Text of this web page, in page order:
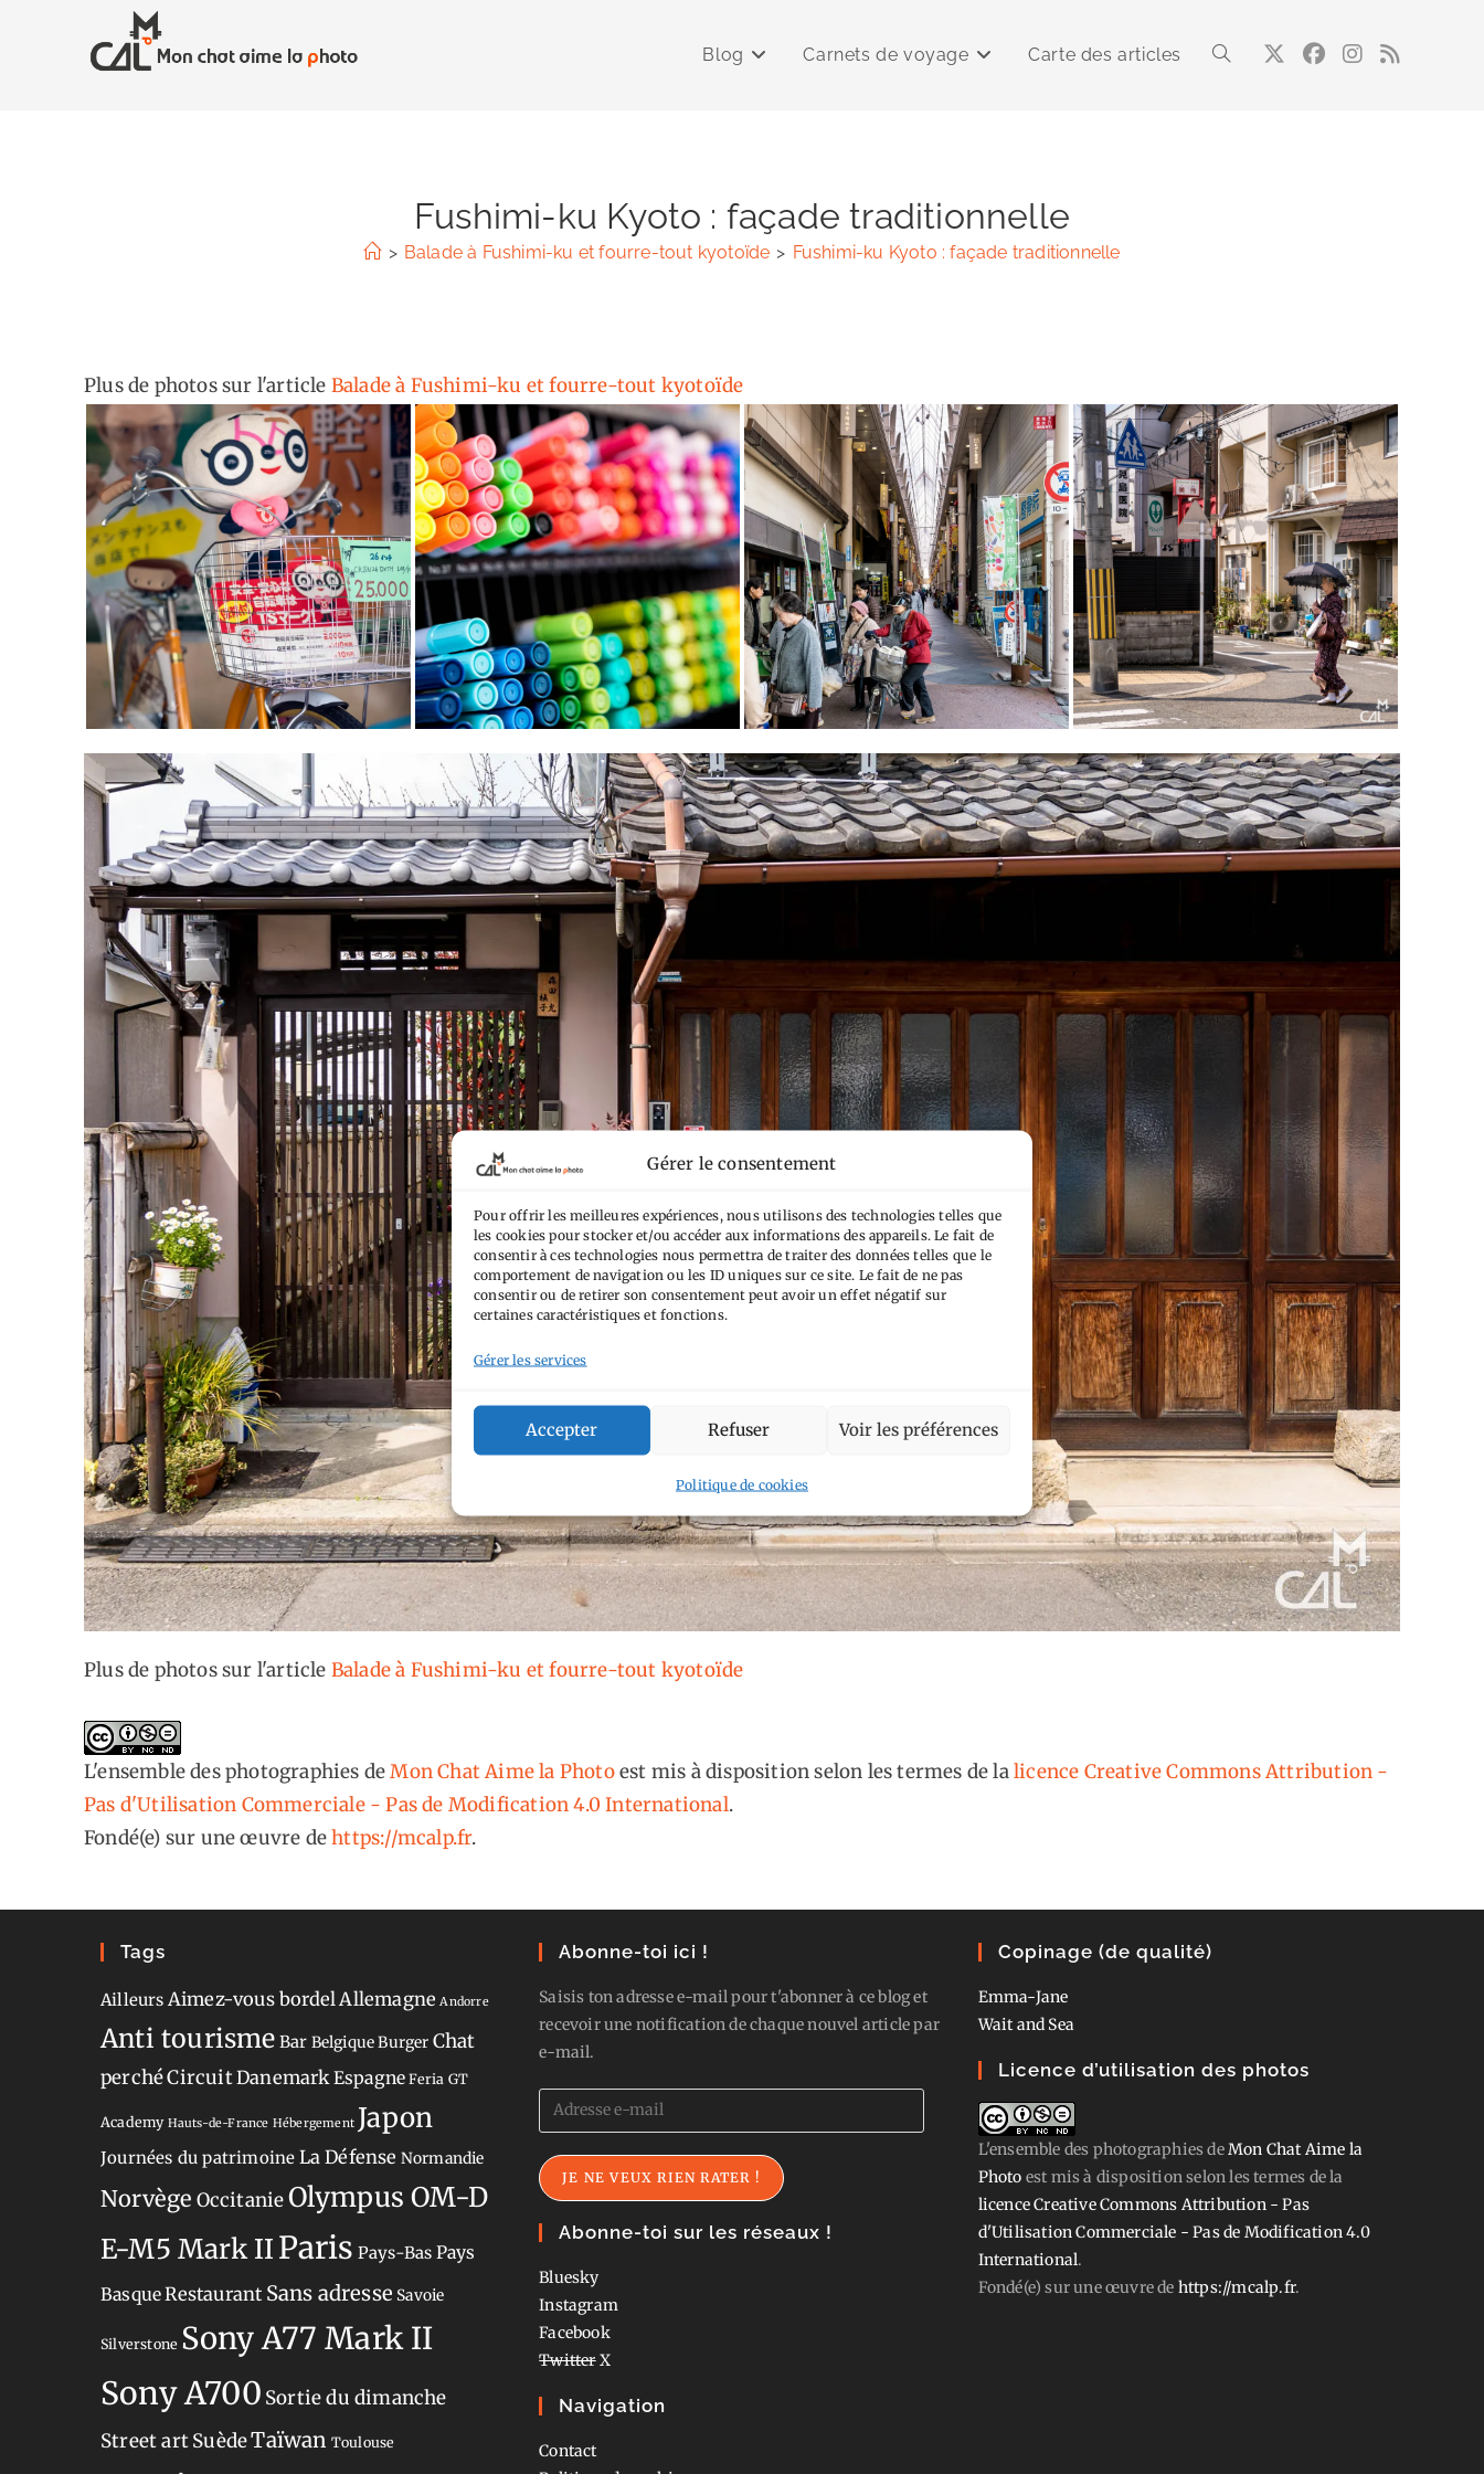
Gérer le consentement
Pour offrir les meilleures expériences, nous utilisons des technologies telles que
les cookies pour stocker et/ou accéder aux informations des appareils. Le fait de
consentir à ces technologies nous permettra de traiter des données telles que le
comportement de navigation ou les ID uniques sur ce site. Le fait de ne pas
consentir ou de retirer son consentement peut avoir un effet négatif sur
certaines caractéristiques et fonctions.
Gérer les services
Accepter Refuser Voir les préférences
Politique de cookies
Blog Carnets de voyage Carte des articles Toggle
Fushimi-ku Kyoto : façade traditionnelle
> Balade à Fushimi-ku et fourre-tout kyotoïde > Fushimi-ku Kyoto : façade traditionnelle
Plus de photos sur l'article Balade à Fushimi-ku et fourre-tout kyotoïde
Plus de photos sur l'article Balade à Fushimi-ku et fourre-tout kyotoïde
L'ensemble des photographies deMon Chat Aime la Photoest mis à disposition selon les termes de lalicence Creative Commons Attribution -
Pas d'Utilisation Commerciale - Pas de Modification 4.0 International.
Fondé(e) sur une œuvre dehttps://mcalp.fr.
Tags
Ailleurs Aimez-vous bordel Allemagne Andorre
Anti tourisme Bar BelgiqueBurger Chat
perchéCircuitDanemark Espagne Feria GT
Academy Hauts-de-France Hébergement Japon
Journées du patrimoine La Défense Normandie
Norvège OccitanieOlympus OM-D
E-M5 Mark IIParis Pays-Bas Pays
BasqueRestaurant Sans adresse Savoie
Silverstone Sony A77 Mark II
Sony A700 Sortie du dimanche
Street artSuèdeTaïwan Toulouse
Abonne-toi ici !
Saisis ton adresse e-mail pour t'abonner à ce blog et
recevoir une notification de chaque nouvel article par
e-mail.
Adresse
e-
mail
JE NE VEUX RIEN RATER !
Abonne-toi sur les réseaux !
Bluesky
Instagram
Facebook
TwitterX
Navigation
Contact
Copinage (de qualité)
Emma-Jane
Wait and Sea
Licence d’utilisation des photos
L'ensemble des photographiesdeMon Chat Aime la
Photo est mis à disposition selon les termes de la
licence Creative Commons Attribution - Pas
d'Utilisation Commerciale - Pas de Modification 4.0
International.
Fondé(e) sur une œuvre de https://mcalp.fr.